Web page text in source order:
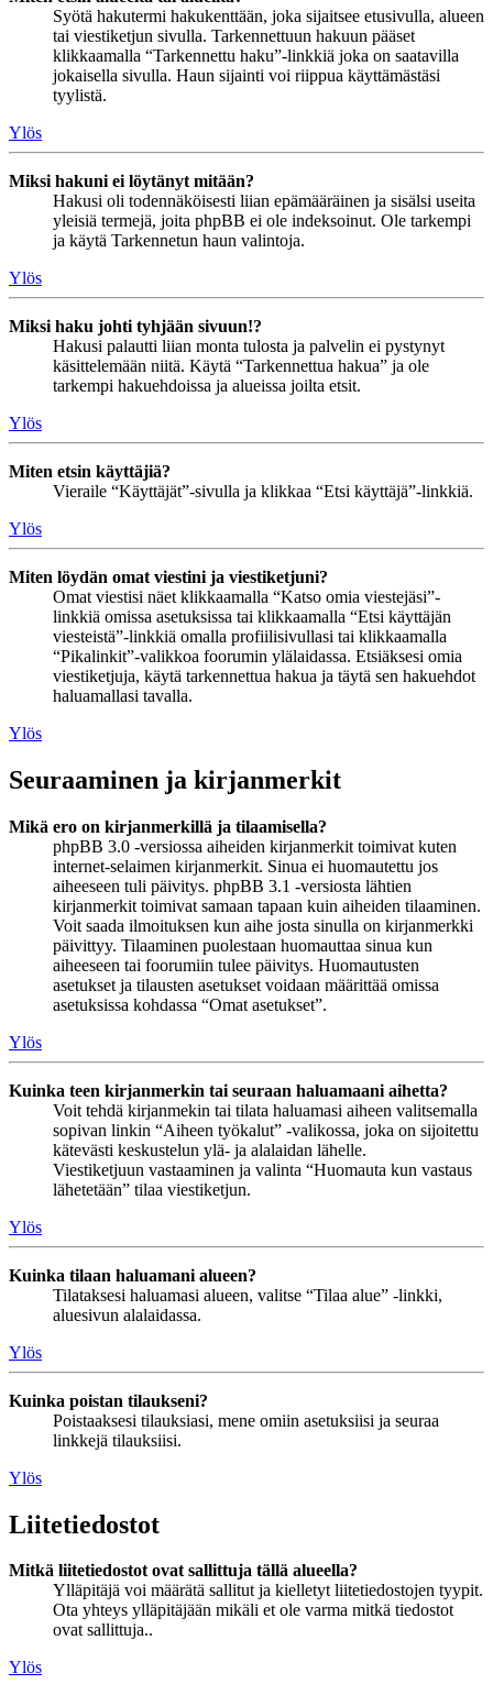
Syötä hakutermi hakukenttään, joka sijaitsee etusivulla, alueen
tai viestiketjun sivulla. Tarkennettuun hakuun pääset
klikkaamalla “Tarkennettu haku”-linkkiä joka on saatavilla
jokaisella sivulla. Haun sijainti voi riippua käyttämästäsi
tyylistä.
Ylös
Miksi hakuni ei löytänyt mitään?
Hakusi oli todennäköisesti liian epämääräinen ja sisälsi useita
yleisiä termejä, joita phpBB ei ole indeksoinut. Ole tarkempi
ja käytä Tarkennetun haun valintoja.
Ylös
Miksi haku johti tyhjään sivuun!?
Hakusi palautti liian monta tulosta ja palvelin ei pystynyt
käsittelemään niitä. Käytä “Tarkennettua hakua” ja ole
tarkempi hakuehdoissa ja alueissa joilta etsit.
Ylös
Miten etsin käyttäjiä?
Vieraile “Käyttäjät”-sivulla ja klikkaa “Etsi käyttäjä”-linkkiä.
Ylös
Miten löydän omat viestini ja viestiketjuni?
Omat viestisi näet klikkaamalla “Katso omia viestejäsi”-
linkkiä omissa asetuksissa tai klikkaamalla “Etsi käyttäjän
viesteistä”-linkkiä omalla profiilisivullasi tai klikkaamalla
“Pikalinkit”-valikkoa foorumin ylälaidassa. Etsiäksesi omia
viestiketjuja, käytä tarkennettua hakua ja täytä sen hakuehdot
haluamallasi tavalla.
Ylös
Seuraaminen ja kirjanmerkit
Mikä ero on kirjanmerkillä ja tilaamisella?
phpBB 3.0 -versiossa aiheiden kirjanmerkit toimivat kuten
internet-selaimen kirjanmerkit. Sinua ei huomautettu jos
aiheeseen tuli päivitys. phpBB 3.1 -versiosta lähtien
kirjanmerkit toimivat samaan tapaan kuin aiheiden tilaaminen.
Voit saada ilmoituksen kun aihe josta sinulla on kirjanmerkki
päivittyy. Tilaaminen puolestaan huomauttaa sinua kun
aiheeseen tai foorumiin tulee päivitys. Huomautusten
asetukset ja tilausten asetukset voidaan määrittää omissa
asetuksissa kohdassa “Omat asetukset”.
Ylös
Kuinka teen kirjanmerkin tai seuraan haluamaani aihetta?
Voit tehdä kirjanmekin tai tilata haluamasi aiheen valitsemalla
sopivan linkin “Aiheen työkalut” -valikossa, joka on sijoitettu
kätevästi keskustelun ylä- ja alalaidan lähelle.
Viestiketjuun vastaaminen ja valinta “Huomauta kun vastaus
lähetetään” tilaa viestiketjun.
Ylös
Kuinka tilaan haluamani alueen?
Tilataksesi haluamasi alueen, valitse “Tilaa alue” -linkki,
aluesivun alalaidassa.
Ylös
Kuinka poistan tilaukseni?
Poistaaksesi tilauksiasi, mene omiin asetuksiisi ja seuraa
linkkejä tilauksiisi.
Ylös
Liitetiedostot
Mitkä liitetiedostot ovat sallittuja tällä alueella?
Ylläpitäjä voi määrätä sallitut ja kielletyt liitetiedostojen tyypit.
Ota yhteys ylläpitäjään mikäli et ole varma mitkä tiedostot
ovat sallittuja..
Ylös